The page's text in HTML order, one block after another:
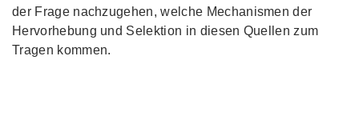
der Frage nachzugehen, welche Mechanismen der
Hervorhebung und Selektion in diesen Quellen zum
Tragen kommen.